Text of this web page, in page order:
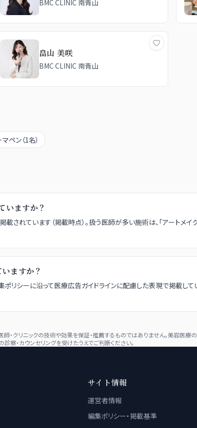
BMC CLINIC 南青山
畠山 美咲
BMC CLINIC 南青山
マペン （1名）
いますか？
います（掲載時点）。扱う医師が多い施術は、「アートメイク（眉）
ますか？
リシーに沿って医療広告ガイドラインに配慮した表現で掲載して
クリニックの技術や効果を保証・推薦するものではありません。美容医療
察・カウンセリングを受けたうえでご判断ください。
サイト情報
運営者情報
編集ポリシー・掲載基準